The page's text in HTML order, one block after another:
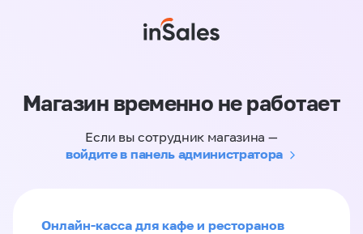
Магазин временно не работает
Если вы сотрудник магазина —
войдите в панель администратора
Онлайн-касса для кафе и ресторанов